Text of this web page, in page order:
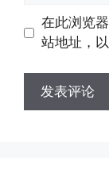
址
址
在此浏览
站地址，